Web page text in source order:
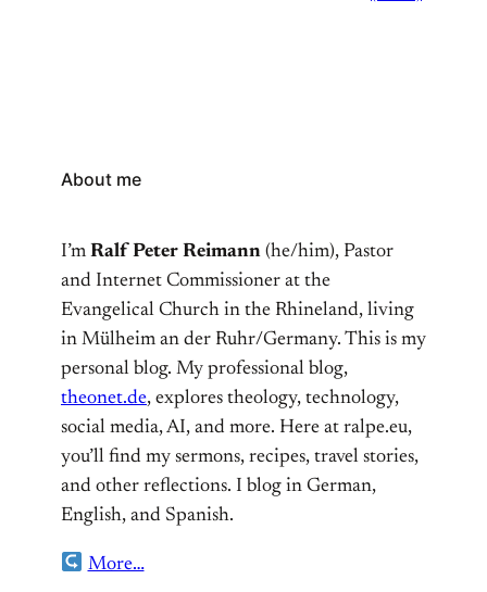
About me
I’m Ralf Peter Reimann (he/him), Pastor
and Internet Commissioner at the
Evangelical Church in the Rhineland, living
in Mülheim an der Ruhr/Germany. This is my
personal blog. My professional blog,
theonet.de, explores theology, technology,
social media, AI, and more. Here at ralpe.eu,
you’ll find my sermons, recipes, travel stories,
and other reflections. I blog in German,
English, and Spanish.
More…